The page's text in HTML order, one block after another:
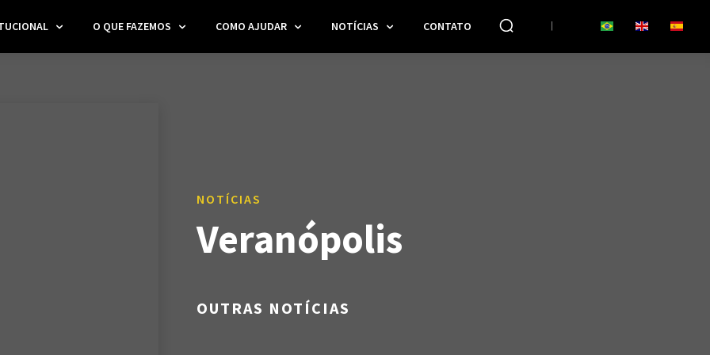
O QUE FAZEMOS COMO AJUDAR NOTÍCIAS CONTATO
NOTÍCIAS
Veranópolis
OUTRAS NOTÍCIAS